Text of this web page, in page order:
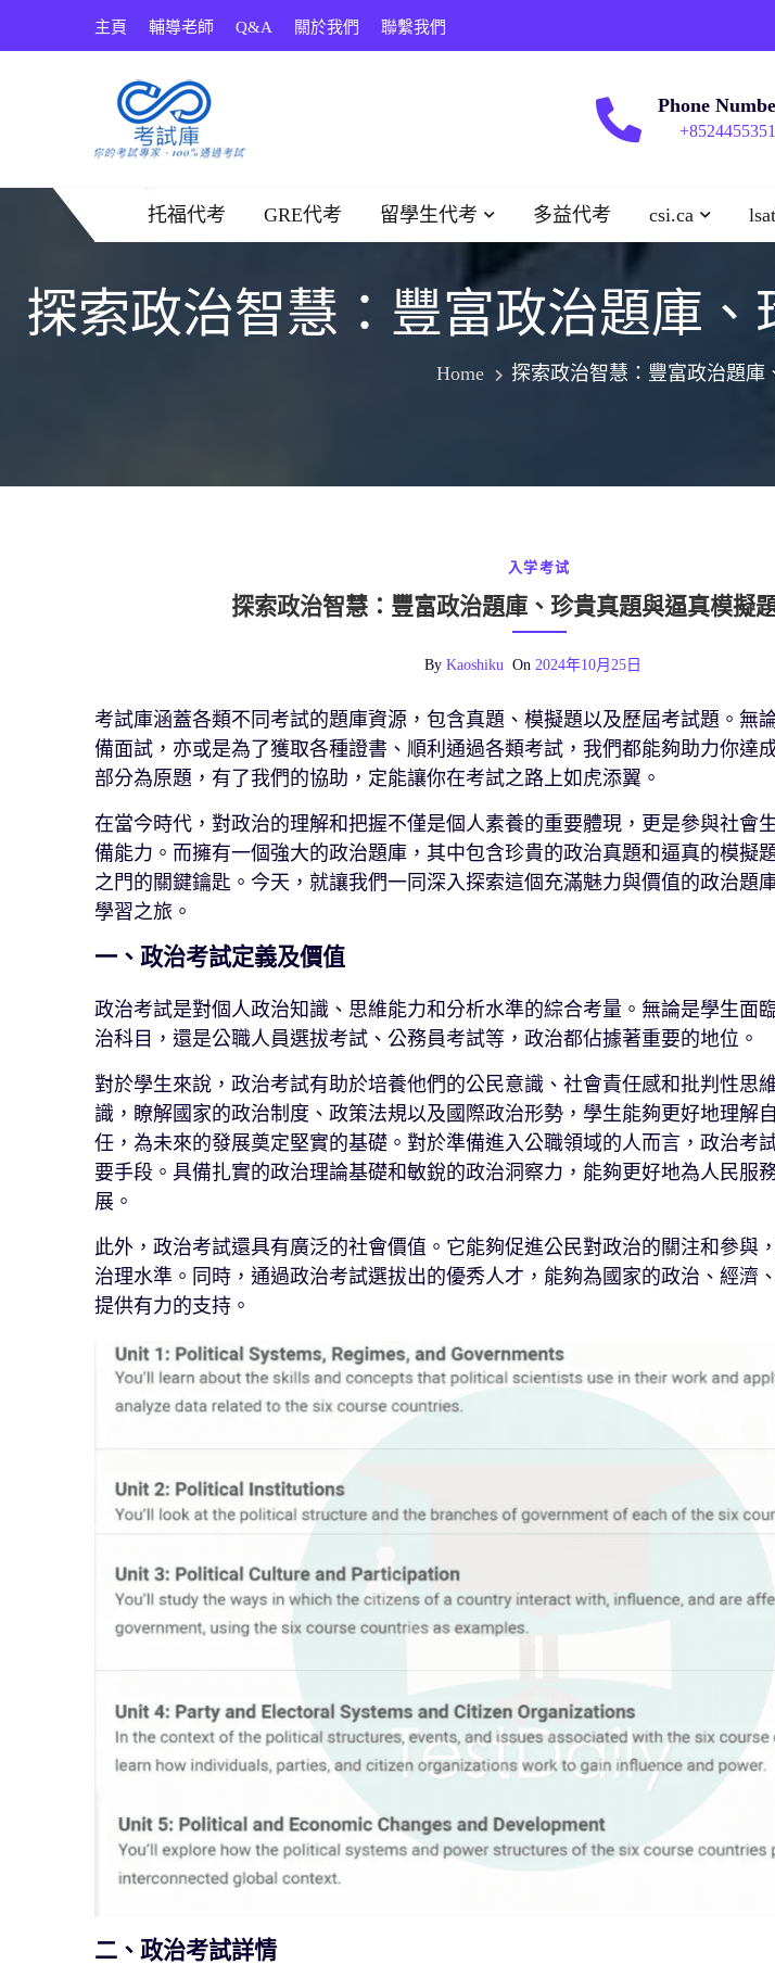
主頁 輔導老師 Q&A 關於我們 聯繫我們
Phone
托福代考 GRE代考 留學生代考 多益代考 csi.ca
探索政治智慧：豐富政治題庫
Home 探索政治智慧：豐富政治題庫
入学考试
探索政治智慧：豐富政治題庫、珍貴真題與逼真模擬
By Kaoshiku On 2024年10月25日
考試庫涵蓋各類不同考試的題庫資源，包含真題、模擬題以及歷屆考試題。無
備面試，亦或是為了獲取各種證書、順利通過各類考試，我們都能夠助力你達
部分為原題，有了我們的協助，定能讓你在考試之路上如虎添翼。
在當今時代，對政治的理解和把握不僅是個人素養的重要體現，更是參與社會
備能力。而擁有一個強大的政治題庫，其中包含珍貴的政治真題和逼真的模擬
之門的關鍵鑰匙。今天，就讓我們一同深入探索這個充滿魅力與價值的政治題
學習之旅。
一、政治考試定義及價值
政治考試是對個人政治知識、思維能力和分析水準的綜合考量。無論是學生面
治科目，還是公職人員選拔考試、公務員考試等，政治都佔據著重要的地位。
對於學生來說，政治考試有助於培養他們的公民意識、社會責任感和批判性思
識，瞭解國家的政治制度、政策法規以及國際政治形勢，學生能夠更好地理解
任，為未來的發展奠定堅實的基礎。對於準備進入公職領域的人而言，政治考
要手段。具備扎實的政治理論基礎和敏銳的政治洞察力，能夠更好地為人民服
展。
此外，政治考試還具有廣泛的社會價值。它能夠促進公民對政治的關注和參與
治理水準。同時，通過政治考試選拔出的優秀人才，能夠為國家的政治、經濟
提供有力的支持。
二、政治考試詳情